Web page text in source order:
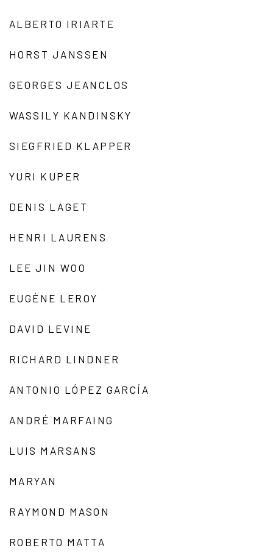
ALBERTO IRIARTE
HORST JANSSEN
GEORGES JEANCLOS
WASSILY KANDINSKY
SIEGFRIED KLAPPER
YURI KUPER
DENIS LAGET
HENRI LAURENS
LEE JIN WOO
EUGÈNE LEROY
DAVID LEVINE
RICHARD LINDNER
ANTONIO LÓPEZ GARCÍA
ANDRÉ MARFAING
LUIS MARSANS
MARYAN
RAYMOND MASON
ROBERTO MATTA